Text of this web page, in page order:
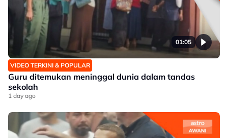
01:05
VIDEO TERKINI & POPULAR
Guru ditemukan meninggal dunia dalam tandas
sekolah
1 day ago